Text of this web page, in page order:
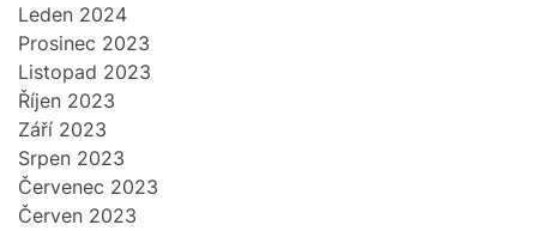
Leden 2024
Prosinec 2023
Listopad 2023
Říjen 2023
Září 2023
Srpen 2023
Červenec 2023
Červen 2023